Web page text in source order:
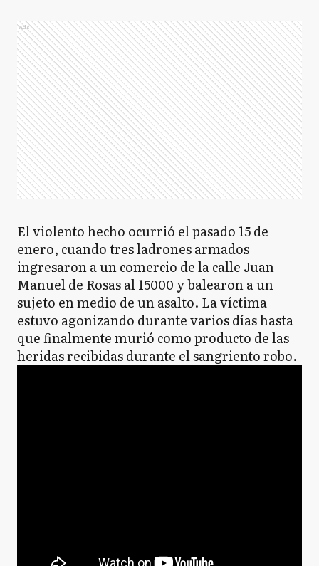
Ads
El violento hecho ocurrió el pasado 15 de
enero, cuando tres ladrones armados
ingresaron a un comercio de la calle Juan
Manuel de Rosas al 15000 y balearon a un
sujeto en medio de un asalto. La víctima
estuvo agonizando durante varios días hasta
que finalmente murió como producto de las
heridas recibidas durante el sangriento robo.